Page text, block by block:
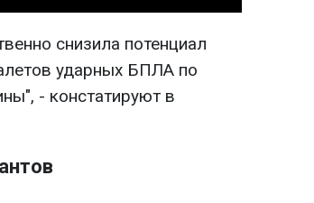
снизила потенциал
ударных БПЛА по
- констатируют в